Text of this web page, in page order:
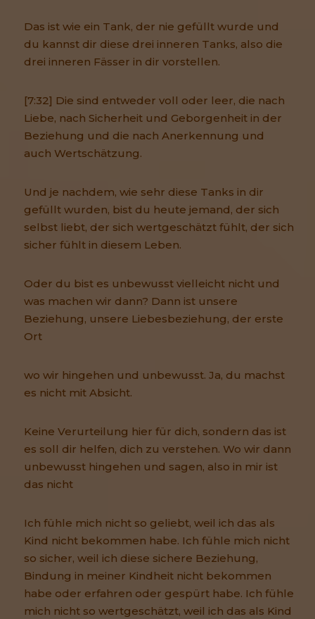
Das ist wie ein Tank, der nie gefüllt wurde und
du kannst dir diese drei inneren Tanks, also die
drei inneren Fässer in dir vorstellen.
[7:32] Die sind entweder voll oder leer, die nach
Liebe, nach Sicherheit und Geborgenheit in der
Beziehung und die nach Anerkennung und
auch Wertschätzung.
Und je nachdem, wie sehr diese Tanks in dir
gefüllt wurden, bist du heute jemand, der sich
selbst liebt, der sich wertgeschätzt fühlt, der sich
sicher fühlt in diesem Leben.
Oder du bist es unbewusst vielleicht nicht und
was machen wir dann? Dann ist unsere
Beziehung, unsere Liebesbeziehung, der erste
Ort
wo wir hingehen und unbewusst. Ja, du machst
es nicht mit Absicht.
Keine Verurteilung hier für dich, sondern das ist
es soll dir helfen, dich zu verstehen. Wo wir dann
unbewusst hingehen und sagen, also in mir ist
das nicht
Ich fühle mich nicht so geliebt, weil ich das als
Kind nicht bekommen habe. Ich fühle mich nicht
so sicher, weil ich diese sichere Beziehung,
Bindung in meiner Kindheit nicht bekommen
habe oder erfahren oder gespürt habe. Ich fühle
mich nicht so wertgeschätzt, weil ich das als Kind